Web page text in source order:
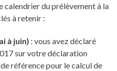
calendrier du prélèvement à la
à retenir :
à juin) : vous avez déclaré
sur votre déclaration
référence pour le calcul de